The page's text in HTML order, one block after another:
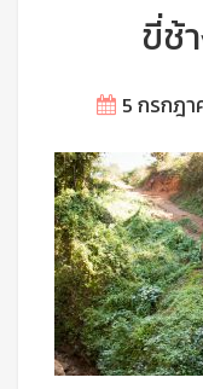
ขี่ช้
5 กรกฎา